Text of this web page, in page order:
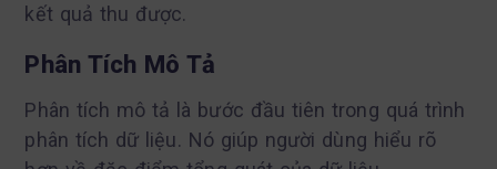
kết quả thu được.
Phân Tích Mô Tả
Phân tích mô tả là bước đầu tiên trong quá trình
phân tích dữ liệu. Nó giúp người dùng hiểu rõ